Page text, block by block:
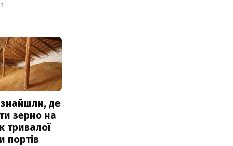
знайшли, де
зерно на
тривалої
портів